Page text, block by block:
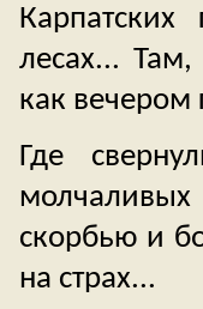
лесах...
как вечером
Где
скорбью и
на страх...